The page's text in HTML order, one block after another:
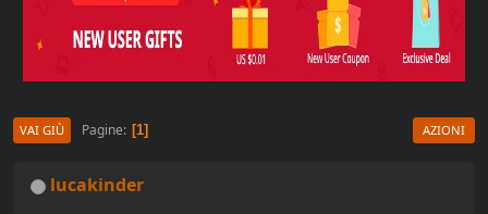
VAI GIÙ Pagine 1 AZIONI
lucakinder